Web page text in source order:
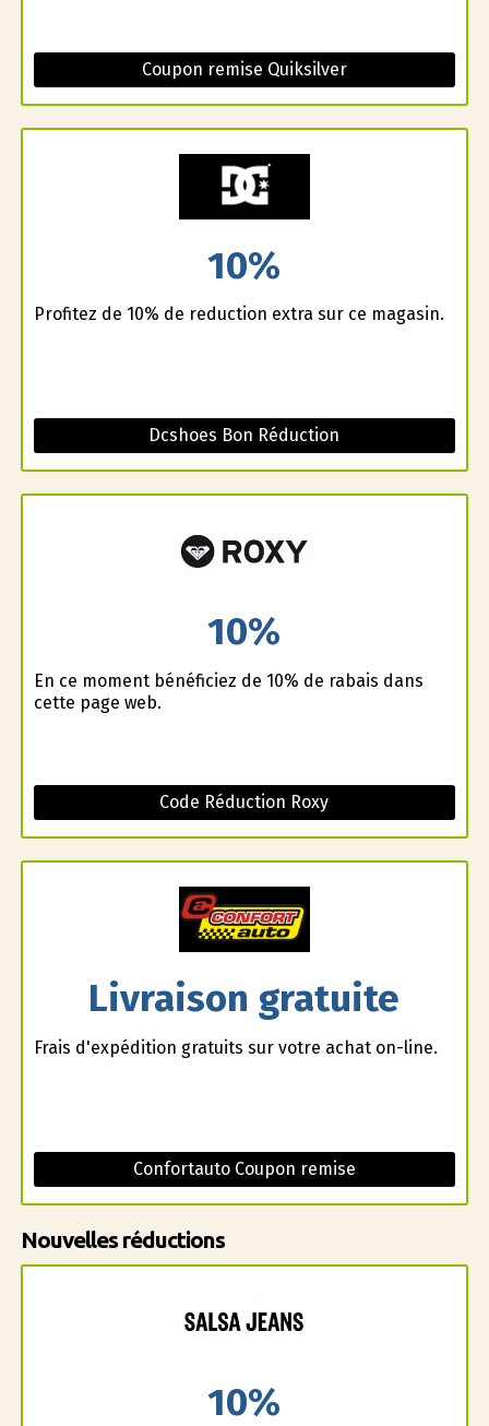
Coupon remise Quiksilver
10%
Profitez de 10% de reduction extra sur ce magasin.
Dcshoes Bon Réduction
10%
En ce moment bénéficiez de 10% de rabais dans
cette page web.
Code Réduction Roxy
Livraison gratuite
Frais d'expédition gratuits sur votre achat on-line.
Confortauto Coupon remise
Nouvelles réductions
10%